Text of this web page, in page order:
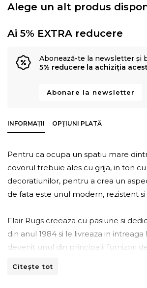
Alege un alt produs
Ai 5% EXTRA reducere
Abonează-te la newsletter și
5% reducere la achiziția
Abonare la newsletter
INFORMAȚII OPȚIUNI PLATĂ
Pentru ca ocupa un spatiu mare
covorul trebuie ales cu grija, in ton
decoratiunilor, pentru a crea un
de fata este unul modern, rezistent
Flair Rugs creeaza cu pasiune si
din anul 1984 si le livreaza in intreaga
devenit unul din principalii furnizori
fibrele intr-o maniera inspirationala,
Citește tot